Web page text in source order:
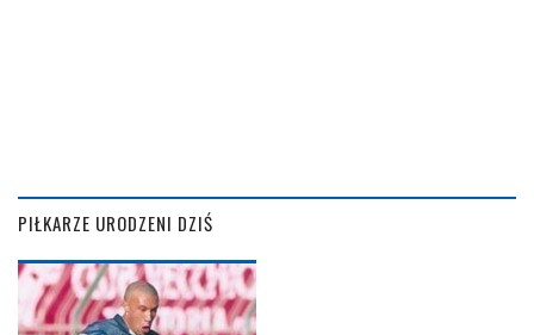
PIŁKARZE URODZENI DZIŚ